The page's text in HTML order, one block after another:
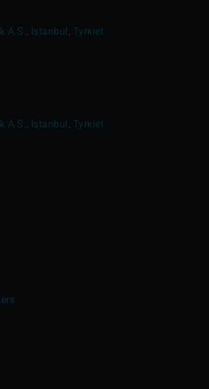
A.S., Istanbul, Tyrkiet
A.S., Istanbul, Tyrkiet